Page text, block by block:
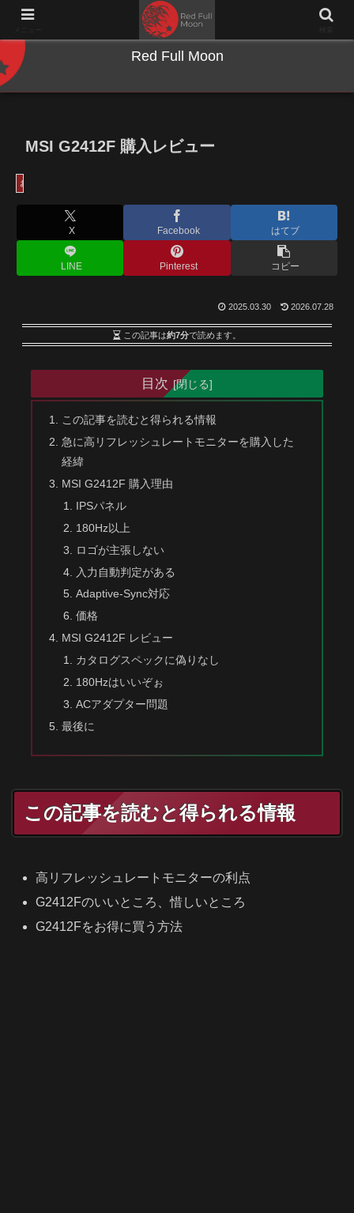
NWとキーボードのジャンク沼に沈む夜
Red Full Moon
MSI G2412F 購入レビュー
お得情報
X Facebook はてブ
LINE Pinterest コピー
2025.03.30 2026.07.28
この記事は約7分で読めます。
目次
この記事を読むと得られる情報
急に高リフレッシュレートモニターを購入した
経緯
MSI G2412F 購入理由
IPSパネル
180Hz以上
ロゴが主張しない
入力自動判定がある
Adaptive-Sync対応
価格
MSI G2412F レビュー
カタログスペックに偽りなし
180Hzはいいぞぉ
ACアダプター問題
最後に
この記事を読むと得られる情報
高リフレッシュレートモニターの利点
G2412Fのいいところ、惜しいところ
G2412Fをお得に買う方法